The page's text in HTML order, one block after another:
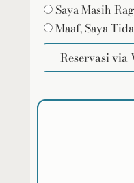
Saya Masih
Maaf, Saya
Reservasi via